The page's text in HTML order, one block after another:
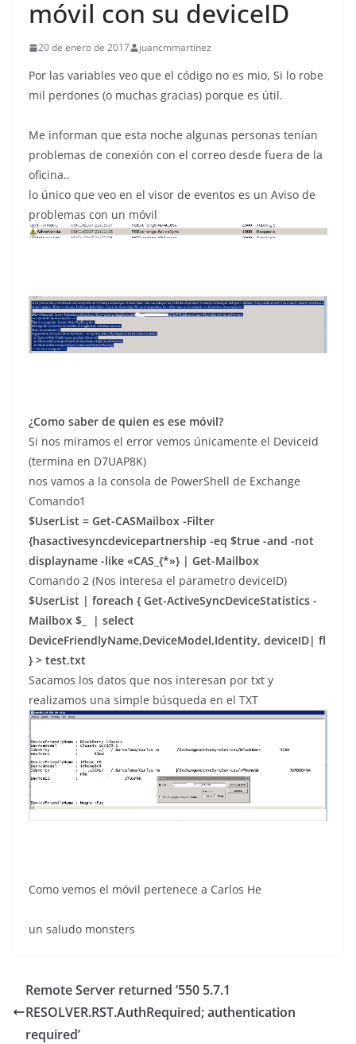
móvil con su deviceID
20 de enero de 2017 juancmmartinez
Por las variables veo que el código no es mio, Si lo robe
mil perdones (o muchas gracias) porque es útil.
Me informan que esta noche algunas personas tenían
problemas de conexión con el correo desde fuera de la
oficina..
lo único que veo en el visor de eventos es un Aviso de
problemas con un móvil
¿Como saber de quien es ese móvil?
Si nos miramos el error vemos únicamente el Deviceid
(termina en D7UAP8K)
nos vamos a la consola de PowerShell de Exchange
Comando1
$UserList = Get-CASMailbox -Filter
{hasactivesyncdevicepartnership -eq $true -and -not
displayname -like «CAS_{*»} | Get-Mailbox
Comando 2 (Nos interesa el parametro deviceID)
$UserList | foreach { Get-ActiveSyncDeviceStatistics -
Mailbox $_ | select
DeviceFriendlyName,DeviceModel,Identity, deviceID| fl
} > test.txt
Sacamos los datos que nos interesan por txt y
realizamos una simple búsqueda en el TXT
Como vemos el móvil pertenece a Carlos He
un saludo monsters
Remote Server returned ‘550 5.7.1
RESOLVER.RST.AuthRequired; authentication
required’